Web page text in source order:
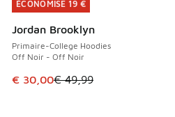
ÉCONOMISE 19 €
Jordan Brooklyn
Primaire-College Hoodies
Off Noir - Off Noir
Cet article est en promotion.
€ 30,00€ 49,99
ÉCONOMISE 19 €